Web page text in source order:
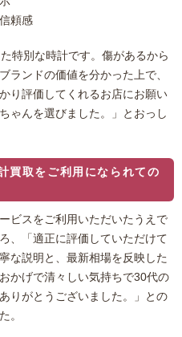
頼感
特別な時計です。傷があるから
ランドの価値を分かった上で、
り評価してくれるお店にお願い
ゃんを選びました。」とおっし
買取をご利用になられての
ビスをご利用いただいたうえで
、「適正に評価していただけて
な説明と、最新相場を反映した
かげで清々しい気持ちで30代の
りがとうございました。」との
。